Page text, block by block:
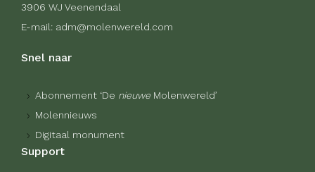
3906 WJ Veenendaal
E-mail: adm@molenwereld.com
Snel naar
Abonnement ‘De nieuwe Molenwereld’
Molennieuws
Digitaal monument
Support